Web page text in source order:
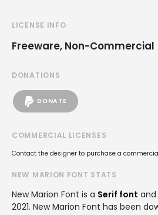
LICENSE INFO
Freeware, Non-Commercial
DONATIONS
DONATE
COMMERCIAL LICENSES
Contact the designer to purchase a
NEW MARION FONT STATS
New Marion Font is a Serif font
2021. New Marion Font has been